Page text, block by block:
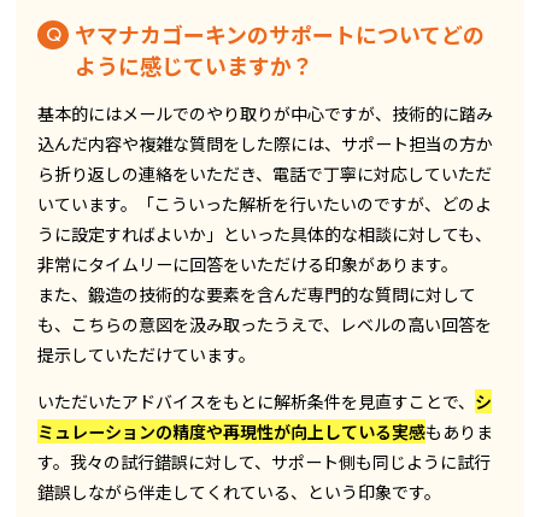
ヤマナカゴーキンのサポートについてどの
ように感じていますか？
基本的にはメールでのやり取りが中心ですが、技術的に踏み
込んだ内容や複雑な質問をした際には、サポート担当の方か
ら折り返しの連絡をいただき、電話で丁寧に対応していただ
いています。「こういった解析を行いたいのですが、どのよ
うに設定すればよいか」といった具体的な相談に対しても、
非常にタイムリーに回答をいただける印象があります。
また、鍛造の技術的な要素を含んだ専門的な質問に対して
も、こちらの意図を汲み取ったうえで、レベルの高い回答を
提示していただけています。
いただいたアドバイスをもとに解析条件を見直すことで、 シ
ミュレーションの精度や再現性が向上している実感もありま
す。我々の試行錯誤に対して、サポート側も同じように試行
錯誤しながら伴走してくれている、という印象です。